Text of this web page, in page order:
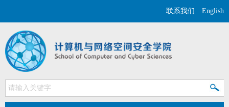
联系我们 English